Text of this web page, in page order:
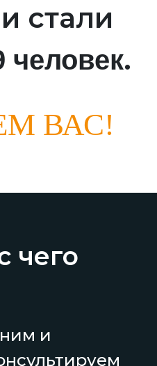
стали
человек.
ВАС!
чего
и